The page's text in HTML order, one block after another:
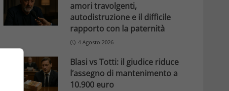
amori travolgenti,
autodistruzione e il difficile
rapporto con la paternità
4 Agosto 2026
Blasi vs Totti: il giudice riduce
l’assegno di mantenimento a
10.900 euro